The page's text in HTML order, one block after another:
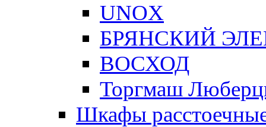
UNOX
БРЯНСКИЙ
ВОСХОД
Торгмаш
Шкафы